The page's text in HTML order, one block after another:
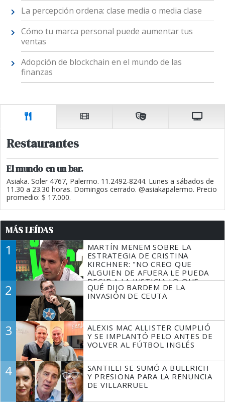
La percepción ordena: clase media o media clase
Cómo tu marca personal puede aumentar tus
ventas
Adopción de blockchain en el mundo de las
finanzas
Restaurantes
El mundo en un bar.
Asiaka. Soler 4767, Palermo. 11.2492-8244. Lunes a sábados de
11.30 a 23.30 horas. Domingos cerrado. @asiakapalermo. Precio
promedio: $ 17.000.
MÁS LEÍDAS
1
MARTÍN MENEM SOBRE LA
ESTRATEGIA DE CRISTINA
KIRCHNER: "NO CREO QUE
ALGUIEN DE AFUERA LE PUEDA
DECIR A LA JUSTICIA LO QUE
TIENE QUE HACER"
2
QUÉ DIJO BARDEM DE LA
INVASIÓN DE CEUTA
3
ALEXIS MAC ALLISTER CUMPLIÓ
Y SE IMPLANTÓ PELO ANTES DE
VOLVER AL FÚTBOL INGLÉS
4
SANTILLI SE SUMÓ A BULLRICH
Y PRESIONA PARA LA RENUNCIA
DE VILLARRUEL